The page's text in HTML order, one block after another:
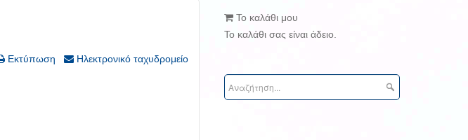
Εκτύπωση Ηλεκτρονικό ταχυδρομείο
Το καλάθι μου
Το καλάθι σας είναι άδειο.